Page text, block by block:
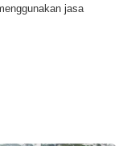
jasa